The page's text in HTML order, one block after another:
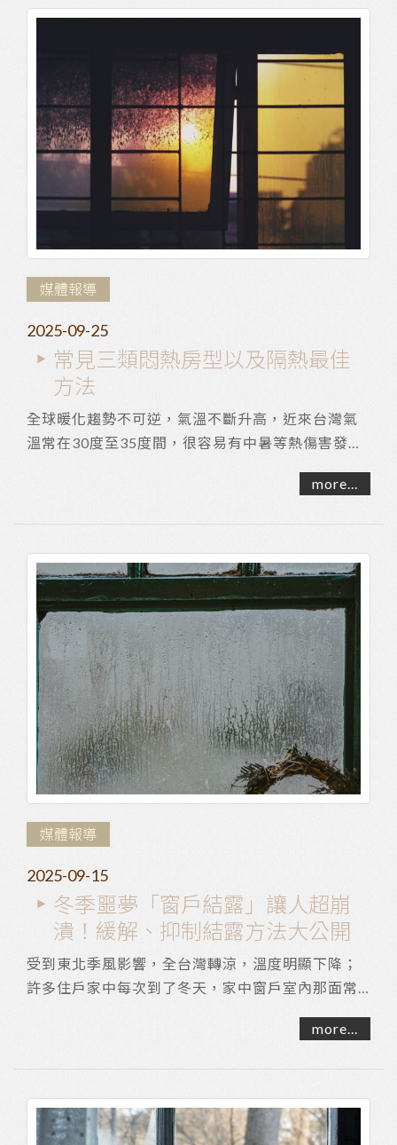
媒體報導
2025-09-25
常見三類悶熱房型以及隔熱最佳
方法
全球暖化趨勢不可逆，氣溫不斷升高，近來台灣氣
溫常在30度至35度間，很容易有中暑等熱傷害發
more...
媒體報導
2025-09-15
冬季噩夢「窗戶結露」讓人超崩
潰！緩解、抑制結露方法大公開
受到東北季風影響，全台灣轉涼，溫度明顯下降；
許多住戶家中每次到了冬天，家中窗戶室內那面常
more...